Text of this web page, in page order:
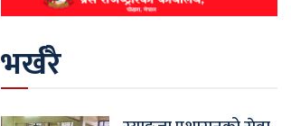
भर्खरै